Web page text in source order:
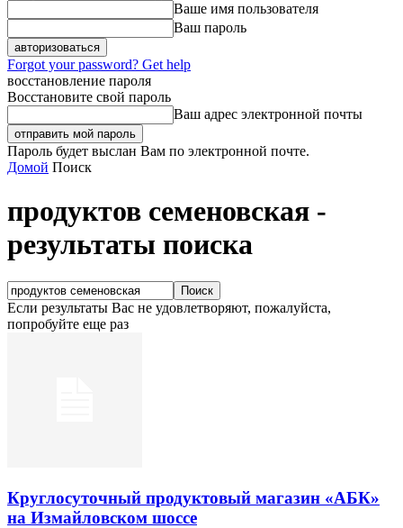
Ваше имя пользователя
Ваш пароль
Forgot your password? Get help
восстановление пароля
Восстановите свой пароль
Ваш адрес электронной почты
Пароль будет выслан Вам по электронной почте.
Домой Поиск
продуктов семеновская -
результаты поиска
Если результаты Вас не удовлетворяют, пожалуйста,
попробуйте еще раз
Круглосуточный продуктовый магазин «АБК»
на Измайловском шоссе